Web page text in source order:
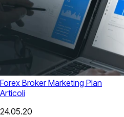
Forex Broker Marketing Plan
Articoli
24.05.20